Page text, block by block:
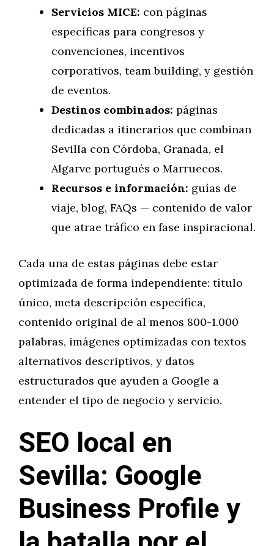
Servicios MICE: con páginas
específicas para congresos y
convenciones, incentivos
corporativos, team building, y gestión
de eventos.
Destinos combinados: páginas
dedicadas a itinerarios que combinan
Sevilla con Córdoba, Granada, el
Algarve portugués o Marruecos.
Recursos e información: guías de
viaje, blog, FAQs — contenido de valor
que atrae tráfico en fase inspiracional.
Cada una de estas páginas debe estar
optimizada de forma independiente: título
único, meta descripción específica,
contenido original de al menos 800-1.000
palabras, imágenes optimizadas con textos
alternativos descriptivos, y datos
estructurados que ayuden a Google a
entender el tipo de negocio y servicio.
SEO local en
Sevilla: Google
Business Profile y